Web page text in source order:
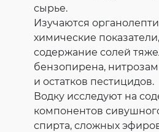
сырье.
Изучаются
химические
содержание солей
бензопирена,
и остатков пестицидов.
Водку исследуют на
компонентов
спирта, сложных